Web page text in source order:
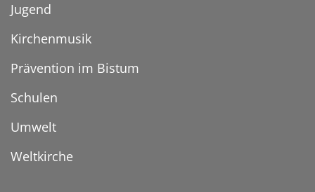
Jugend
Kirchenmusik
Prävention im Bistum
Schulen
Umwelt
Weltkirche